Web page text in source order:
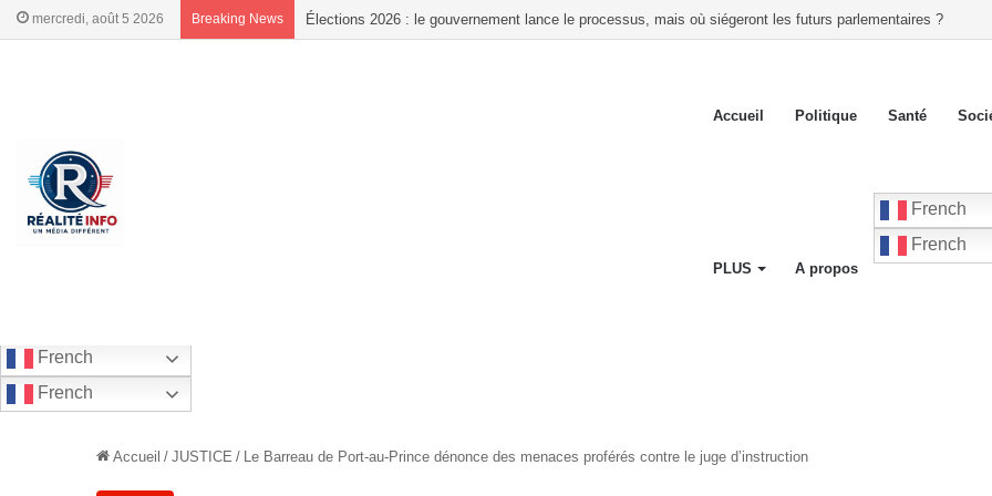
mercredi, août 5 2026 Breaking News Élections : le PVD refuse toute alliance politique et dénonce de présumées irrégularités liées à l’inscription
Accueil Politique Santé
PLUS A propos
French
French
French
French
Accueil / JUSTICE / Le Barreau de Port-au-Prince dénonce des menaces proférés contre le juge d’instruction